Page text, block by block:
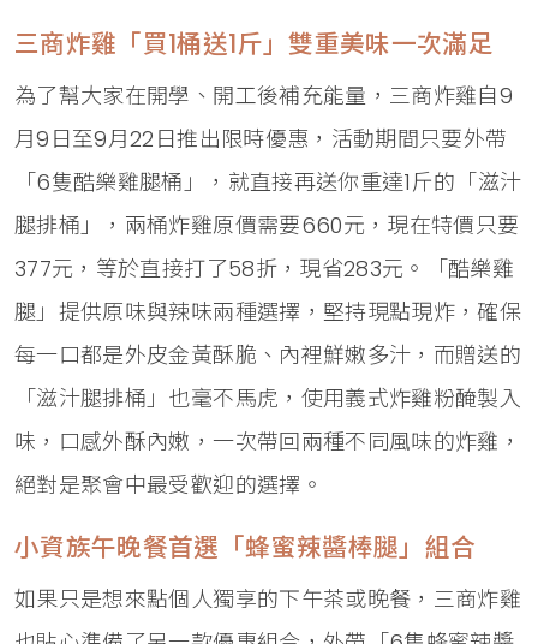
三商炸雞「買1桶送1斤」雙重美味一次滿足
為了幫大家在開學、開工後補充能量，三商炸雞自9
月9日至9月22日推出限時優惠，活動期間只要外帶
「6隻酷樂雞腿桶」，就直接再送你重達1斤的「滋汁
腿排桶」，兩桶炸雞原價需要660元，現在特價只要
377元，等於直接打了58折，現省283元。「酷樂雞
腿」提供原味與辣味兩種選擇，堅持現點現炸，確保
每一口都是外皮金黃酥脆、內裡鮮嫩多汁，而贈送的
「滋汁腿排桶」也毫不馬虎，使用義式炸雞粉醃製入
味，口感外酥內嫩，一次帶回兩種不同風味的炸雞，
絕對是聚會中最受歡迎的選擇。
小資族午晚餐首選「蜂蜜辣醬棒腿」組合
如果只是想來點個人獨享的下午茶或晚餐，三商炸雞